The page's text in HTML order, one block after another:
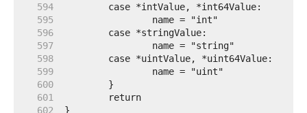
   594
   595
   596
   597
   598
   599
   600
   601
   602